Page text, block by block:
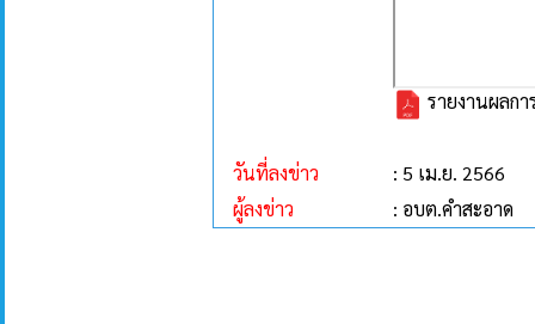
รายงานผลก
วันที่ลงข่าว
: 5 เม.ย. 2566
ผู้ลงข่าว
: อบต.คำสะอาด